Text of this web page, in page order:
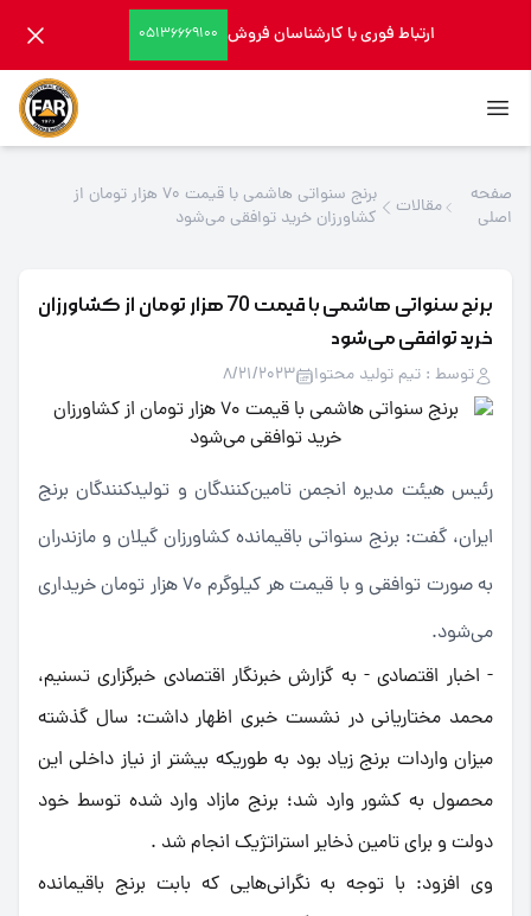
ارتباط فوری با کارشناسان فروش 05136669100
صفحه
اصلی
مقالات
برنج سنواتی هاشمی با قیمت 70 هزار تومان از
کشاورزان خرید توافقی می‌شود
برنج سنواتی هاشمی با قیمت 70 هزار تومان از کشاورزان
خرید توافقی می‌شود
توسط : تیم تولید محتوا 8/21/2023
رئیس هیئت مدیره انجمن تامین‌کنندگان و تولیدکنندگان برنج
ایران، گفت: برنج سنواتی باقیمانده کشاورزان گیلان و مازندران
به صورت توافقی و با قیمت هر کیلوگرم 70 هزار تومان خریداری
می‌شود.
- اخبار اقتصادی - به گزارش خبرنگار اقتصادی خبرگزاری تسنیم،
محمد مختاریانی در نشست خبری اظهار داشت: سال گذشته
میزان واردات برنج زیاد بود به طوریکه بیشتر از نیاز داخلی این
محصول به کشور وارد شد؛ برنج مازاد وارد شده توسط خود
دولت و برای تامین ذخایر استراتژیک انجام شد .
وی افزود: با توجه به نگرانی‌هایی که بابت برنج باقیمانده